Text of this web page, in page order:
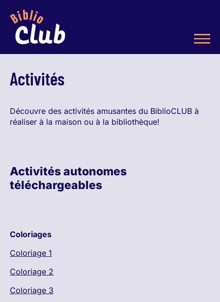
Activités
Découvre des activités amusantes du BiblioCLUB à
réaliser à la maison ou à la bibliothèque!
Activités autonomes
téléchargeables
Coloriages
Coloriage 1
Coloriage 2
Coloriage 3